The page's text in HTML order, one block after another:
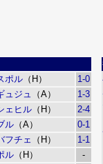
ポル （H）
1-0
ュジュ （A）
1-3
ェヒル （H）
2-4
ル （A）
0-1
フチェ （H）
1-1
ル （H）
-